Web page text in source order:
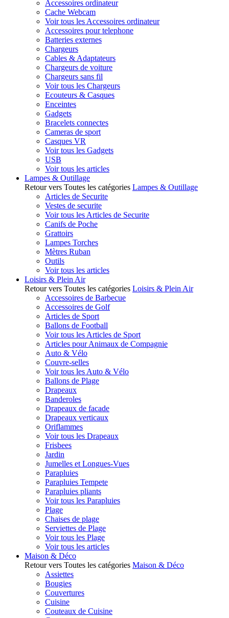
Accessoires ordinateur
Cache Webcam
Voir tous les Accessoires ordinateur
Accessoires pour telephone
Batteries externes
Chargeurs
Cables & Adaptateurs
Chargeurs de voiture
Chargeurs sans fil
Voir tous les Chargeurs
Ecouteurs & Casques
Enceintes
Gadgets
Bracelets connectes
Cameras de sport
Casques VR
Voir tous les Gadgets
USB
Voir tous les articles
Lampes & Outillage
Retour vers Toutes les catégories Lampes & Outillage
Articles de Securite
Vestes de securite
Voir tous les Articles de Securite
Canifs de Poche
Grattoirs
Lampes Torches
Mètres Ruban
Outils
Voir tous les articles
Loisirs & Plein Air
Retour vers Toutes les catégories Loisirs & Plein Air
Accessoires de Barbecue
Accessoires de Golf
Articles de Sport
Ballons de Football
Voir tous les Articles de Sport
Articles pour Animaux de Compagnie
Auto & Vélo
Couvre-selles
Voir tous les Auto & Vélo
Ballons de Plage
Drapeaux
Banderoles
Drapeaux de facade
Drapeaux verticaux
Oriflammes
Voir tous les Drapeaux
Frisbees
Jardin
Jumelles et Longues-Vues
Parapluies
Parapluies Tempete
Parapluies pliants
Voir tous les Parapluies
Plage
Chaises de plage
Serviettes de Plage
Voir tous les Plage
Voir tous les articles
Maison & Déco
Retour vers Toutes les catégories Maison & Déco
Assiettes
Bougies
Couvertures
Cuisine
Couteaux de Cuisine